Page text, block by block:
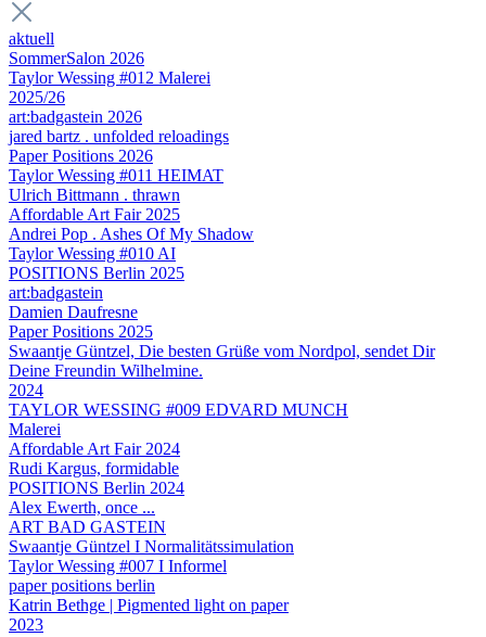
aktuell
SommerSalon 2026
Taylor Wessing #012 Malerei
2025/26
art:badgastein 2026
jared bartz . unfolded reloadings
Paper Positions 2026
Taylor Wessing #011 HEIMAT
Ulrich Bittmann . thrawn
Affordable Art Fair 2025
Andrei Pop . Ashes Of My Shadow
Taylor Wessing #010 AI
POSITIONS Berlin 2025
art:badgastein
Damien Daufresne
Paper Positions 2025
Swaantje Güntzel, Die besten Grüße vom Nordpol, sendet Dir
Deine Freundin Wilhelmine.
2024
TAYLOR WESSING #009 EDVARD MUNCH
Malerei
Affordable Art Fair 2024
Rudi Kargus, formidable
POSITIONS Berlin 2024
Alex Ewerth, once ...
ART BAD GASTEIN
Swaantje Güntzel I Normalitätssimulation
Taylor Wessing #007 I Informel
paper positions berlin
Katrin Bethge | Pigmented light on paper
2023